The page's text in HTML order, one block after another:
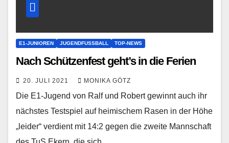
E1-JUNIOREN JUGENDFUSSBALL TOP-NEWS
Nach Schützenfest geht’s in die Ferien
20. JULI 2021 MONIKA GÖTZ
Die E1-Jugend von Ralf und Robert gewinnt auch ihr
nächstes Testspiel auf heimischem Rasen in der Höhe
„leider“ verdient mit 14:2 gegen die zweite Mannschaft